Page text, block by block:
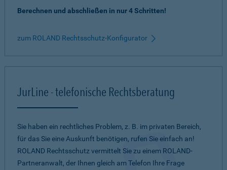
Berechnen und abschließen in nur 4 Schritten!
zum ROLAND Rechtsschutz-Konfigurator
JurLine - telefonische Rechtsberatung
Sie haben ein rechtliches Problem, z. B. im privaten Bereich,
für das Sie eine Auskunft benötigen, rufen Sie einfach an!
ROLAND Rechtsschutz vermittelt Sie zu einem ROLAND-
Partneranwalt, der Ihnen gleich am Telefon Ihre Frage